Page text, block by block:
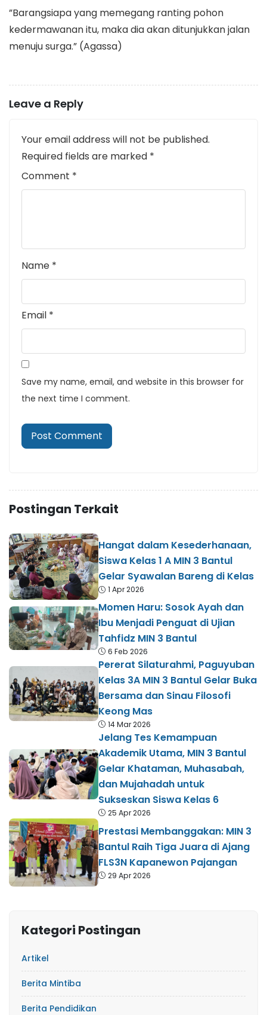
​”Barangsiapa yang memegang ranting pohon
kedermawanan itu, maka dia akan ditunjukkan jalan
menuju surga.” (Agassa)
Leave a Reply
Your email address will not be published.
Required fields are marked *
Comment *
Name *
Email *
Save my name, email, and website in this browser for
the next time I comment.
Postingan Terkait
Hangat dalam Kesederhanaan,
Siswa Kelas 1 A MIN 3 Bantul
Gelar Syawalan Bareng di Kelas
1 Apr 2026
Momen Haru: Sosok Ayah dan
Ibu Menjadi Penguat di Ujian
Tahfidz MIN 3 Bantul
6 Feb 2026
Pererat Silaturahmi, Paguyuban
Kelas 3A MIN 3 Bantul Gelar Buka
Bersama dan Sinau Filosofi
Keong Mas
14 Mar 2026
Jelang Tes Kemampuan
Akademik Utama, MIN 3 Bantul
Gelar Khataman, Muhasabah,
dan Mujahadah untuk
Sukseskan Siswa Kelas 6
25 Apr 2026
Prestasi Membanggakan: MIN 3
Bantul Raih Tiga Juara di Ajang
FLS3N Kapanewon Pajangan
29 Apr 2026
Kategori Postingan
Artikel
Berita Mintiba
Berita Pendidikan